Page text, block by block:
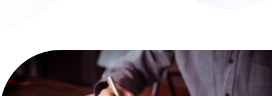
Noticias y Estudios